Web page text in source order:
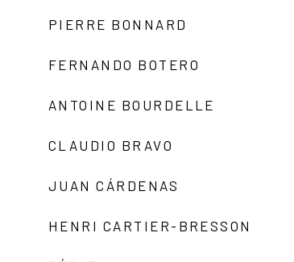
PIERRE BONNARD
FERNANDO BOTERO
ANTOINE BOURDELLE
CLAUDIO BRAVO
JUAN CÁRDENAS
HENRI CARTIER-BRESSON